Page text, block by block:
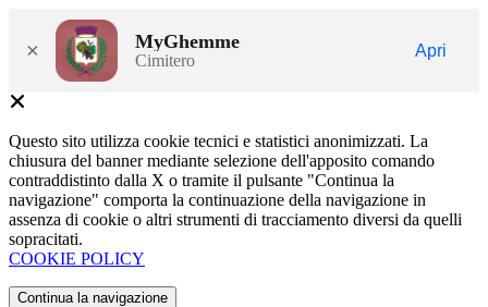
× MyGhemme
Cimitero
Apri
Questo sito utilizza cookie tecnici e statistici anonimizzati. La
chiusura del banner mediante selezione dell'apposito comando
contraddistinto dalla X o tramite il pulsante "Continua la
navigazione" comporta la continuazione della navigazione in
assenza di cookie o altri strumenti di tracciamento diversi da quelli
sopracitati.
COOKIE POLICY
Continua la navigazione